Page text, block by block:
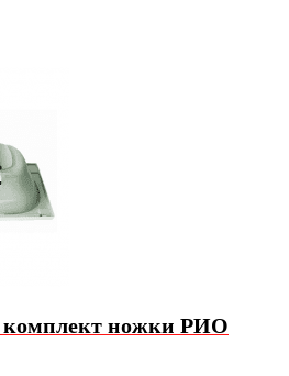
комплект ножки РИО